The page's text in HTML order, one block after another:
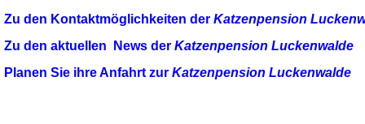
Zu den Kontaktmöglichkeiten der Katzenpension
Zu den aktuellen News der Katzenpension Luckenwalde
Planen Sie ihre Anfahrt zur Katzenpension Luckenwalde